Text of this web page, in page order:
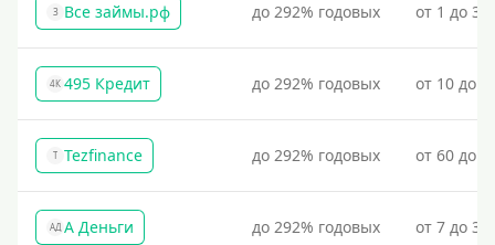
З Все займы.рф до 292% годовых от 1 до
4К 495 Кредит до 292% годовых от 10 до
T Tezfinance до 292% годовых от 60 до
АД А Деньги до 292% годовых от 7 до